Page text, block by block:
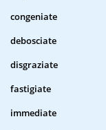
congeniate
debosciate
disgraziate
fastigiate
immediate